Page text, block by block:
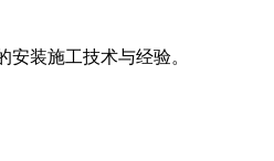
装施工技术与经验。